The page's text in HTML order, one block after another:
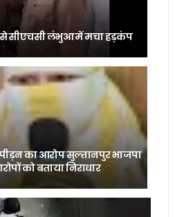
सीएचसी लंभुआ में मचा हड़कंप
का आरोप सुल्तानपुर भाजपा
को बताया निराधार